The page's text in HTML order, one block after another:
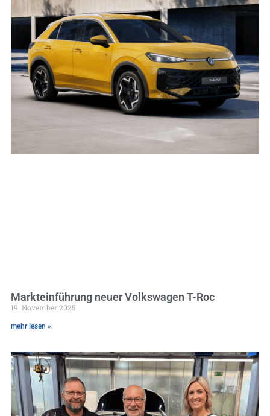
Markteinführung neuer Volkswagen T-Roc
19. November 2025
mehr lesen »